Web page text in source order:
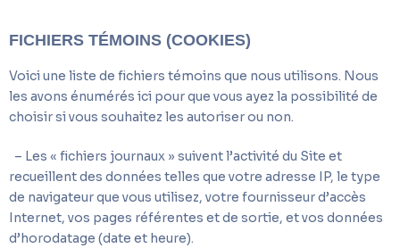
FICHIERS TÉMOINS (COOKIES)
Voici une liste de fichiers témoins que nous utilisons. Nous
les avons énumérés ici pour que vous ayez la possibilité de
choisir si vous souhaitez les autoriser ou non.
– Les « fichiers journaux » suivent l’activité du Site et
recueillent des données telles que votre adresse IP, le type
de navigateur que vous utilisez, votre fournisseur d’accès
Internet, vos pages référentes et de sortie, et vos données
d’horodatage (date et heure).